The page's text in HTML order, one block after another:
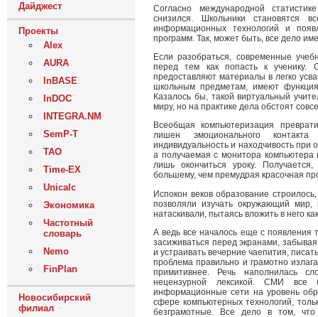
Дайджест
Проекты
Alex
AURA
InBASE
InDOC
INTEGRA.NM
SemP-T
ТАО
Time-EX
Unicalc
Экономика
Частотный
словарь
Nemo
FinPlan
Новосибирский
филиал
Согласно международной
снизился. Школьники становятся
информационных технологий и
программ. Так, может быть, все дело
Если разобраться, современные
перед тем как попасть к ученику.
предоставляют материалы в легко
школьным предметам, имеют
Казалось бы, такой виртуальный
миру, но на практике дела обстоят
Всеобщая компьютеризация
лишен эмоционального
индивидуальность и находчивость
а получаемая с монитора компьютера
лишь окончиться уроку.
большему, чем премудрая красочная
Испокон веков образование
позволяли изучать окружающий
натаскивали, пытаясь вложить в него
А ведь все началось еще с
засиживаться перед экранами,
и устраивать вечерние чаепития,
проблема правильно и грамотно
примитивнее. Речь наполнилась
нецензурной лексикой. СМИ все
информационные сети на уровень
сфере компьютерных технологий,
безграмотные. Все дело в том,